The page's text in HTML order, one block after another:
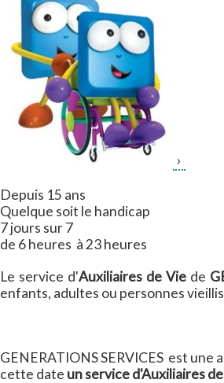
Depuis 15 ans
Quelque soit le handicap
7 jours sur 7
de 6 heures à 23 heures
Le service d'Auxiliaires de Viede
enfants, adultes ou personnes
GENERATIONS SERVICES est une
cette date un service d'Auxiliaires